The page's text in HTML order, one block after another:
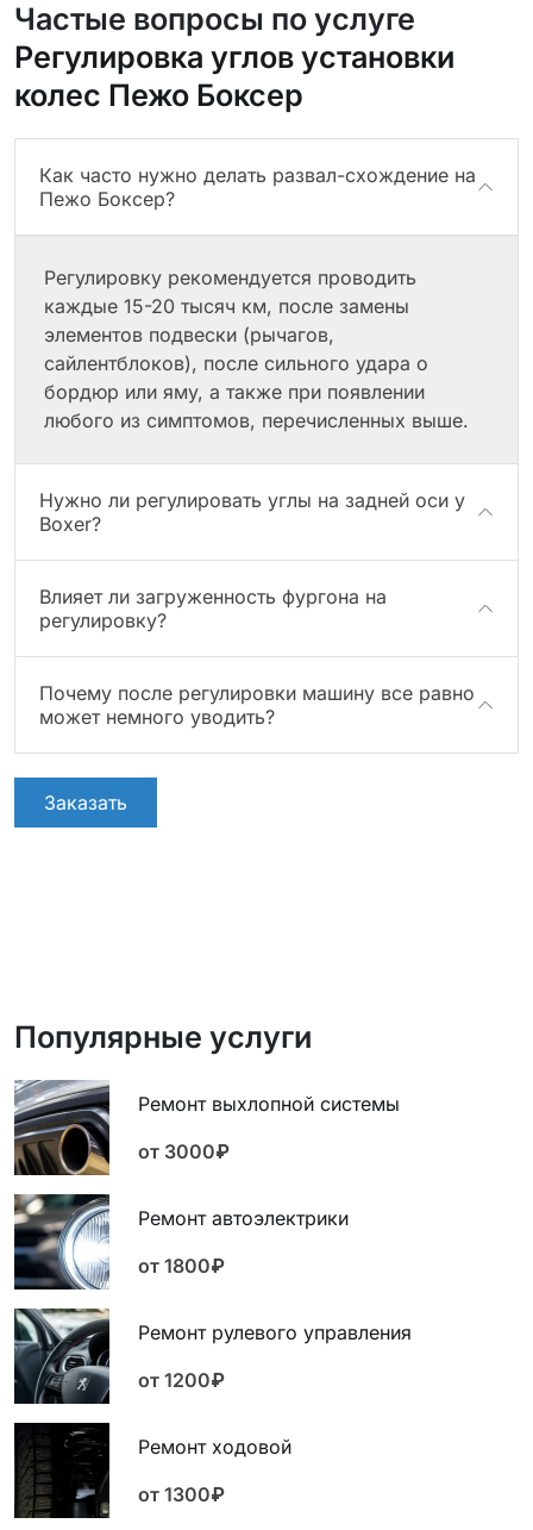
Частые вопросы по услуге
Регулировка углов установки
колес Пежо Боксер
Как часто нужно делать развал-схождение на
Пежо Боксер?
Регулировку рекомендуется проводить
каждые 15-20 тысяч км, после замены
элементов подвески (рычагов,
сайлентблоков), после сильного удара о
бордюр или яму, а также при появлении
любого из симптомов, перечисленных выше.
Нужно ли регулировать углы на задней оси у
Boxer?
Влияет ли загруженность фургона на
регулировку?
Почему после регулировки машину все равно
может немного уводить?
Заказать
Популярные услуги
Ремонт выхлопной системы
от 3000₽
Ремонт автоэлектрики
от 1800₽
Ремонт рулевого управления
от 1200₽
Ремонт ходовой
от 1300₽